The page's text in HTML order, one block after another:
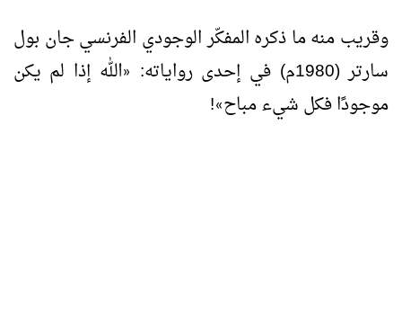
وقريب منه ما ذكره المفكّر الوجودي الفرنسي جان بول
سارتر (1980م) في إحدى رواياته:
«الله إذا لم يكن
موجودًا فكل شيء مباح»
!